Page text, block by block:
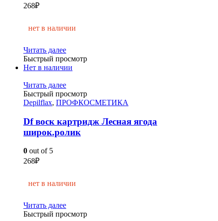
268₽
нет в наличии
Читать далее
Быстрый просмотр
Нет в наличии
Читать далее
Быстрый просмотр
Depilflax, ПРОФКОСМЕТИКА
Df воск картридж Лесная ягода
широк.ролик
0 out of 5
268₽
нет в наличии
Читать далее
Быстрый просмотр